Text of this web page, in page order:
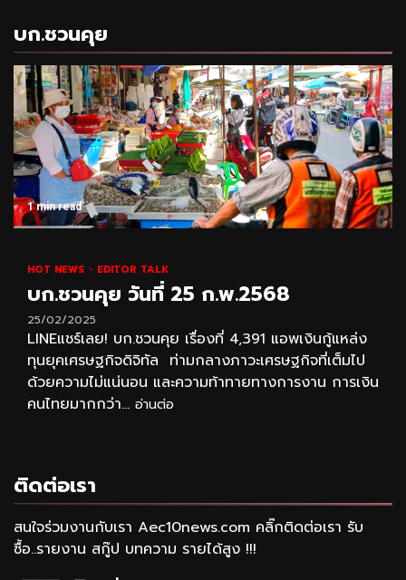
บก.ชวนคุย
1 min read
HOT NEWS EDITOR TALK
บก.ชวนคุย วันที่ 25 ก.พ.2568
25/02/2025
LINEแชร์เลย! บก.ชวนคุย เรื่องที่ 4,391 แอพเงินกู้แหล่ง
ทุนยุคเศรษฐกิจดิจิทัล ท่ามกลางภาวะเศรษฐกิจที่เต็มไป
ด้วยความไม่แน่นอน และความท้าทายทางการงาน การเงิน
คนไทยมากกว่า... อ่านต่อ
ติดต่อเรา
สนใจร่วมงานกับเรา Aec10news.com คลิ๊กติดต่อเรา รับ
ซื้อ..รายงาน สกู๊ป บทความ รายได้สูง !!!